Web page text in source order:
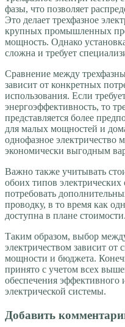
фазы, что позволяет
Это делает трехфазное
крупных промышленных
мощность. Однако
сложна и требует
Сравнение между
зависит от конкретных
использования. Если
энергоэффективность, то
представляется более
для малых мощностей и
однофазное электричество
экономически выгодным
Важно также учитывать
обоих типов
потребовать
проводку, в то время как
доступна в плане стоимости.
Таким образом, выбор
электричеством зависит от
мощности и бюджета.
принято с учетом всех
обеспечения эффективного
электрической системы.
Добавить